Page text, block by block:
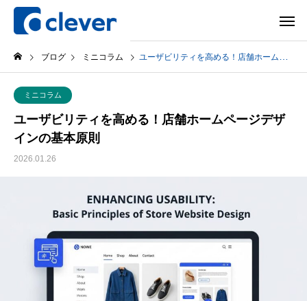
ブログ ミニコラム ユーザビリティを高める！店舗ホームページデザインの基本原則
ミニコラム
ユーザビリティを高める！店舗ホームページデザ
インの基本原則
2026.01.26